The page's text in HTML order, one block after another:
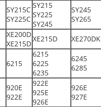
SY215C
SY225C
SY215
SY225
SY245
SY245
SY265
XE200D
XE215D
XE215D XE270DK
6215
6215
6225
6235
6245
6285
920E
922E
922E
925E
926E
926E
927E